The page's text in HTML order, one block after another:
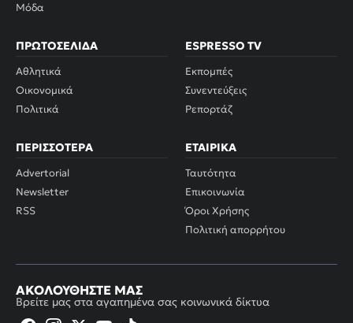
Μόδα
ΠΡΩΤΟΣΈΛΙΔΑ
Αθλητικά
Οικονομικά
Πολιτικά
ESPRESSO TV
Εκπομπές
Συνεντεύξεις
Ρεπορτάζ
ΠΕΡΙΣΣΌΤΕΡΑ
Advertorial
Newsletter
RSS
ΕΤΑΙΡΙΚΆ
Ταυτότητα
Επικοινωνία
Όροι Χρήσης
Πολιτική απορρήτου
ΑΚΟΛΟΥΘΉΣΤΕ ΜΑΣ
Βρείτε μας στα αγαπημένα σας κοινωνικά δίκτυα